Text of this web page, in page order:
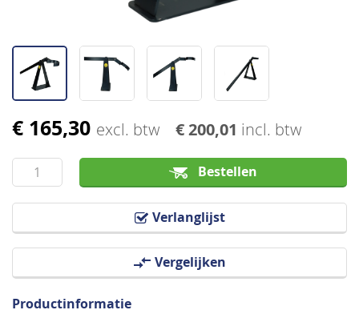
€ 165,30 excl. btw € 200,01 incl. btw
Bestellen
Verlanglijst
Vergelijken
Ga
het
begin
van
Productinformatie